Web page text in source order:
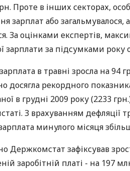
Проте в інших секторах,
зарплат або загальмувалося,
За оцінками експертів,
зарплати за підсумками
в травні зросла на 94
досягла рекордного
в грудні 2009 року (2233
З врахуванням дефляції
минулого місяця
Держкомстат зафіксував
заробітній платі - на 197